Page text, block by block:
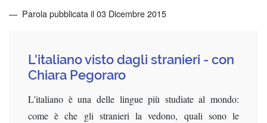
Parola pubblicata il 03 Dicembre 2015
L'italiano visto dagli stranieri - con
Chiara Pegoraro
L'italiano è una delle lingue più studiate al mondo:
come è che gli stranieri la vedono, quali sono le